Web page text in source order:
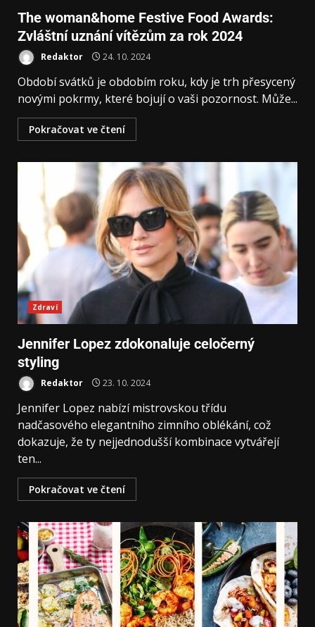
The woman&home Festive Food Awards:
Zvláštní uznání vítězům za rok 2024
Redaktor 24. 10. 2024
Období svátků je obdobím roku, kdy je trh přesycený
novými pokrmy, které bojují o vaši pozornost. Může...
Pokračovat ve čtení
Zdraví
Jennifer Lopez zdokonaluje celočerný
styling
Redaktor 23. 10. 2024
Jennifer Lopez nabízí mistrovskou třídu
nadčasového elegantního zimního oblékání, což
dokazuje, že ty nejjednodušší kombinace vytvářejí
ten...
Pokračovat ve čtení